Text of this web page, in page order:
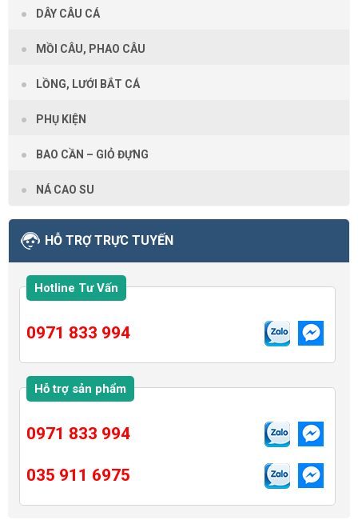
DÂY CÂU CÁ
MỒI CÂU, PHAO CÂU
LỒNG, LƯỚI BẮT CÁ
PHỤ KIỆN
BAO CẦN – GIỎ ĐỰNG
NÁ CAO SU
HỖ TRỢ TRỰC TUYẾN
Hotline Tư Vấn
0971 833 994
Hỗ trợ sản phẩm
0971 833 994
035 911 6975